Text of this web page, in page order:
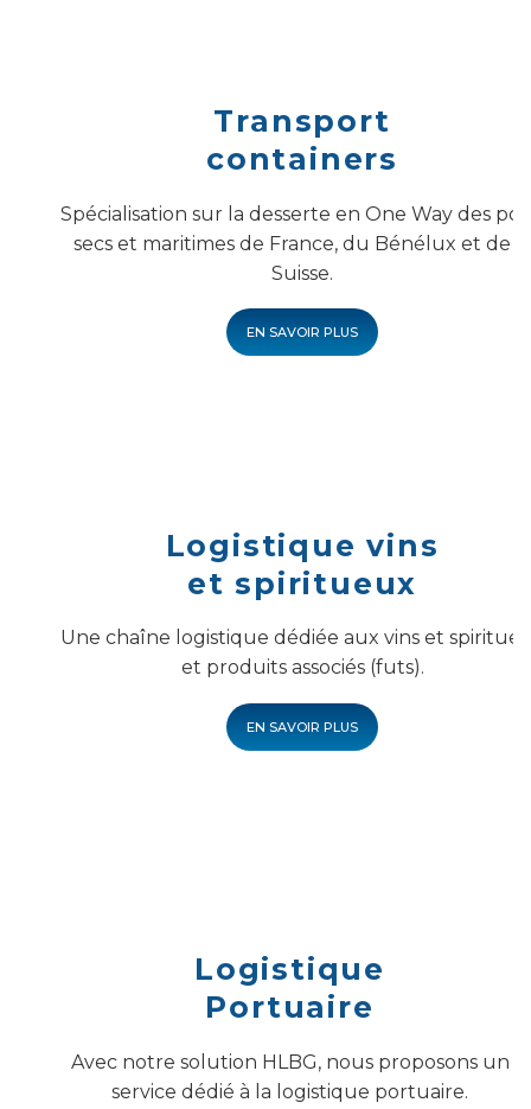
Transport
containers
Spécialisation sur la desserte en One Way des
secs et maritimes de France, du Bénélux et de la
Suisse.
EN SAVOIR PLUS
Logistique vins
et spiritueux
Une chaîne logistique dédiée aux vins et
et produits associés (futs).
EN SAVOIR PLUS
Logistique
Portuaire
Avec notre solution HLBG, nous proposons un
service dédié à la logistique portuaire.